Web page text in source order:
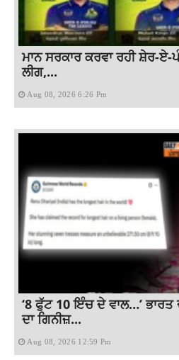
ਮਾਨ ਸਰਕਾਰ ਕਰਵਾ ਰਹੀ ਸ਼ੇਰ-ਏ-
ਲੀਗ,...
Aug 08, 2026 6:26 Pm
‘8 ਫੁੱਟ 10 ਇੰਚ ਦੇ ਵਾਲ…’
ਦਾ ਗਿਨੀਜ਼...
Aug 08, 2026 12:59 Pm